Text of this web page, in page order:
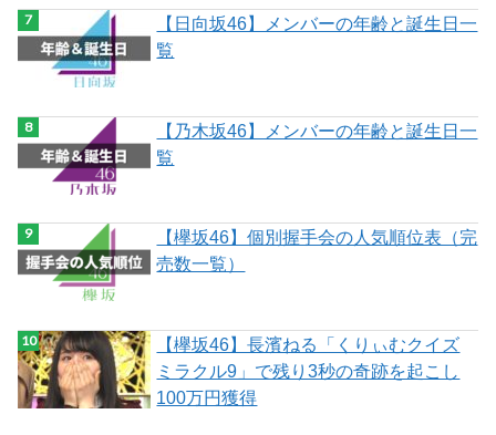
【日向坂46】メンバーの年齢と誕生日一
覧
【乃木坂46】メンバーの年齢と誕生日一
覧
【欅坂46】個別握手会の人気順位表（完
売数一覧）
【欅坂46】長濱ねる「くりぃむクイズ
ミラクル9」で残り3秒の奇跡を起こし
100万円獲得